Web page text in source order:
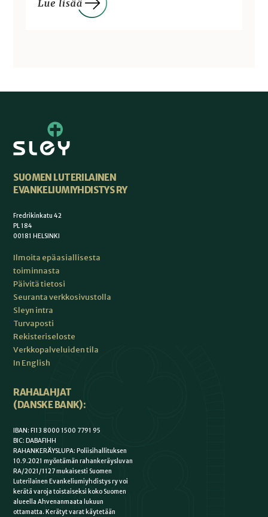
SUOMEN LUTERILAINEN
EVANKELIUMIYHDISTYS RY
Fredrikinkatu 42
PL 184
00181 HELSINKI
Ilmoita epäasiallisesta
toiminnasta
Päivitä tietosi
Seuranta verkkosivustolla
Sleyn intra
Turvaposti
Rekisteriseloste
Verkkopalveluiden tila
In English
RAHALAHJAT
(DANSKE BANK):
IBAN: FI13 8000 1500 7791 95
BIC: DABAFIHH
RAHANKERÄYSLUPA: Poliisihallituksen
10.9.2021 myöntämän rahankeräysluvan
RA/2021/1127 mukaisesti Suomen
Luterilainen Evankeliumiyhdistys ry voi
kerätä varoja toistaiseksi koko Suomen
alueella Ahvenanmaata lukuun
ottamatta. Kerätyt varat käytetään